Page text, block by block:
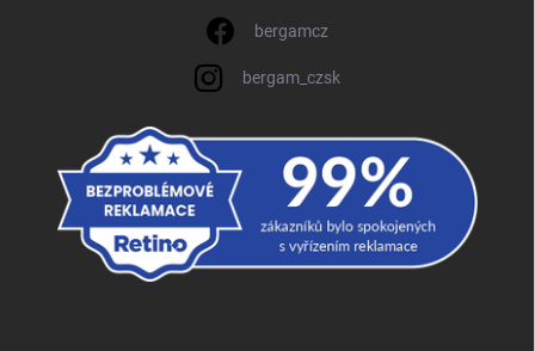
bergamcz
bergam_czsk